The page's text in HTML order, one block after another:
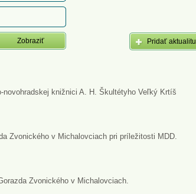
Pridať aktualitu
novohradskej knižnici A. H. Škultétyho Veľký Krtíš
Zvonického v Michalovciach pri príležitosti MDD.
Zvonického v Michalovciach.